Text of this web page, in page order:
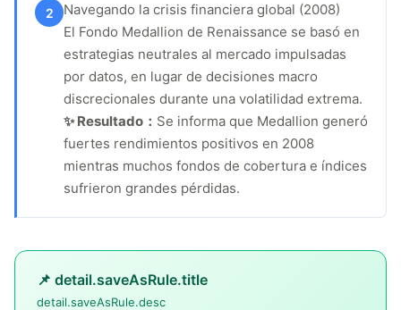
2
Navegando la crisis financiera global (2008)
El Fondo Medallion de Renaissance se basó en
estrategias neutrales al mercado impulsadas
por datos, en lugar de decisiones macro
discrecionales durante una volatilidad extrema.
✨ Resultado： Se informa que Medallion generó
fuertes rendimientos positivos en 2008
mientras muchos fondos de cobertura e índices
sufrieron grandes pérdidas.
📌 detail.saveAsRule.title
detail.saveAsRule.desc